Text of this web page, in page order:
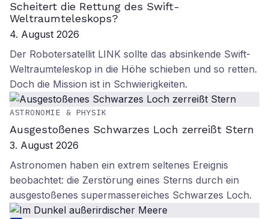
Scheitert die Rettung des Swift-
Weltraumteleskops?
4. August 2026
Der Robotersatellit LINK sollte das absinkende Swift-
Weltraumteleskop in die Höhe schieben und so retten.
Doch die Mission ist in Schwierigkeiten.
ASTRONOMIE & PHYSIK
Ausgestoßenes Schwarzes Loch zerreißt Stern
3. August 2026
Astronomen haben ein extrem seltenes Ereignis
beobachtet: die Zerstörung eines Sterns durch ein
ausgestoßenes supermassereiches Schwarzes Loch.